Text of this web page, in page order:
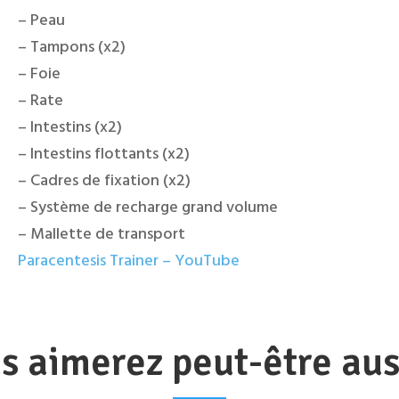
– Peau
– Tampons (x2)
– Foie
– Rate
– Intestins (x2)
– Intestins flottants (x2)
– Cadres de fixation (x2)
– Système de recharge grand volume
– Mallette de transport
Paracentesis Trainer – YouTube
aimerez peut-être